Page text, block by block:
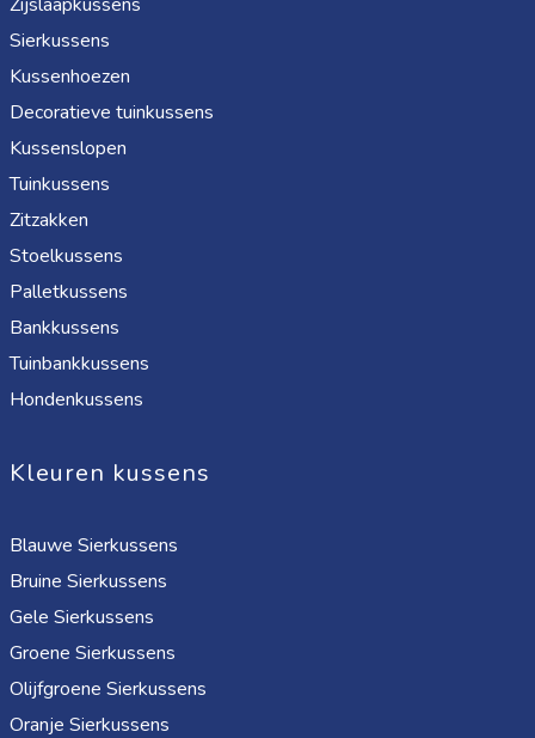
Sierkussens
Kussenhoezen
Decoratieve tuinkussens
Kussenslopen
Tuinkussens
Zitzakken
Stoelkussens
Palletkussens
Bankkussens
Tuinbankkussens
Hondenkussens
Kleuren kussens
Blauwe Sierkussens
Bruine Sierkussens
Gele Sierkussens
Groene Sierkussens
Olijfgroene Sierkussens
Oranje Sierkussens